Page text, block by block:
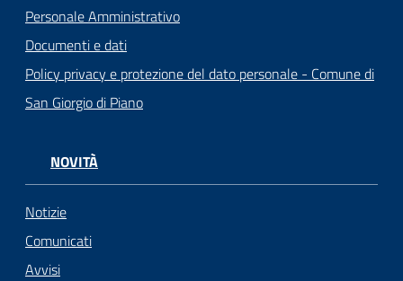
Personale Amministrativo
Documenti e dati
Policy privacy e protezione del dato personale - Comune di
San Giorgio di Piano
NOVITÀ
Notizie
Comunicati
Avvisi